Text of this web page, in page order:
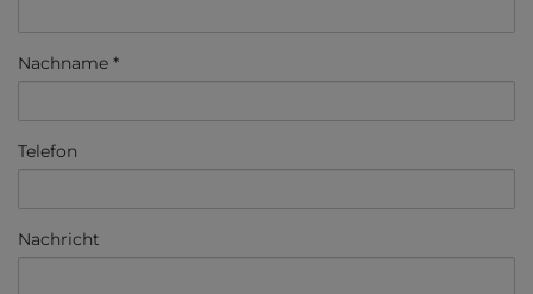
Nachname
Telefon
Nachricht